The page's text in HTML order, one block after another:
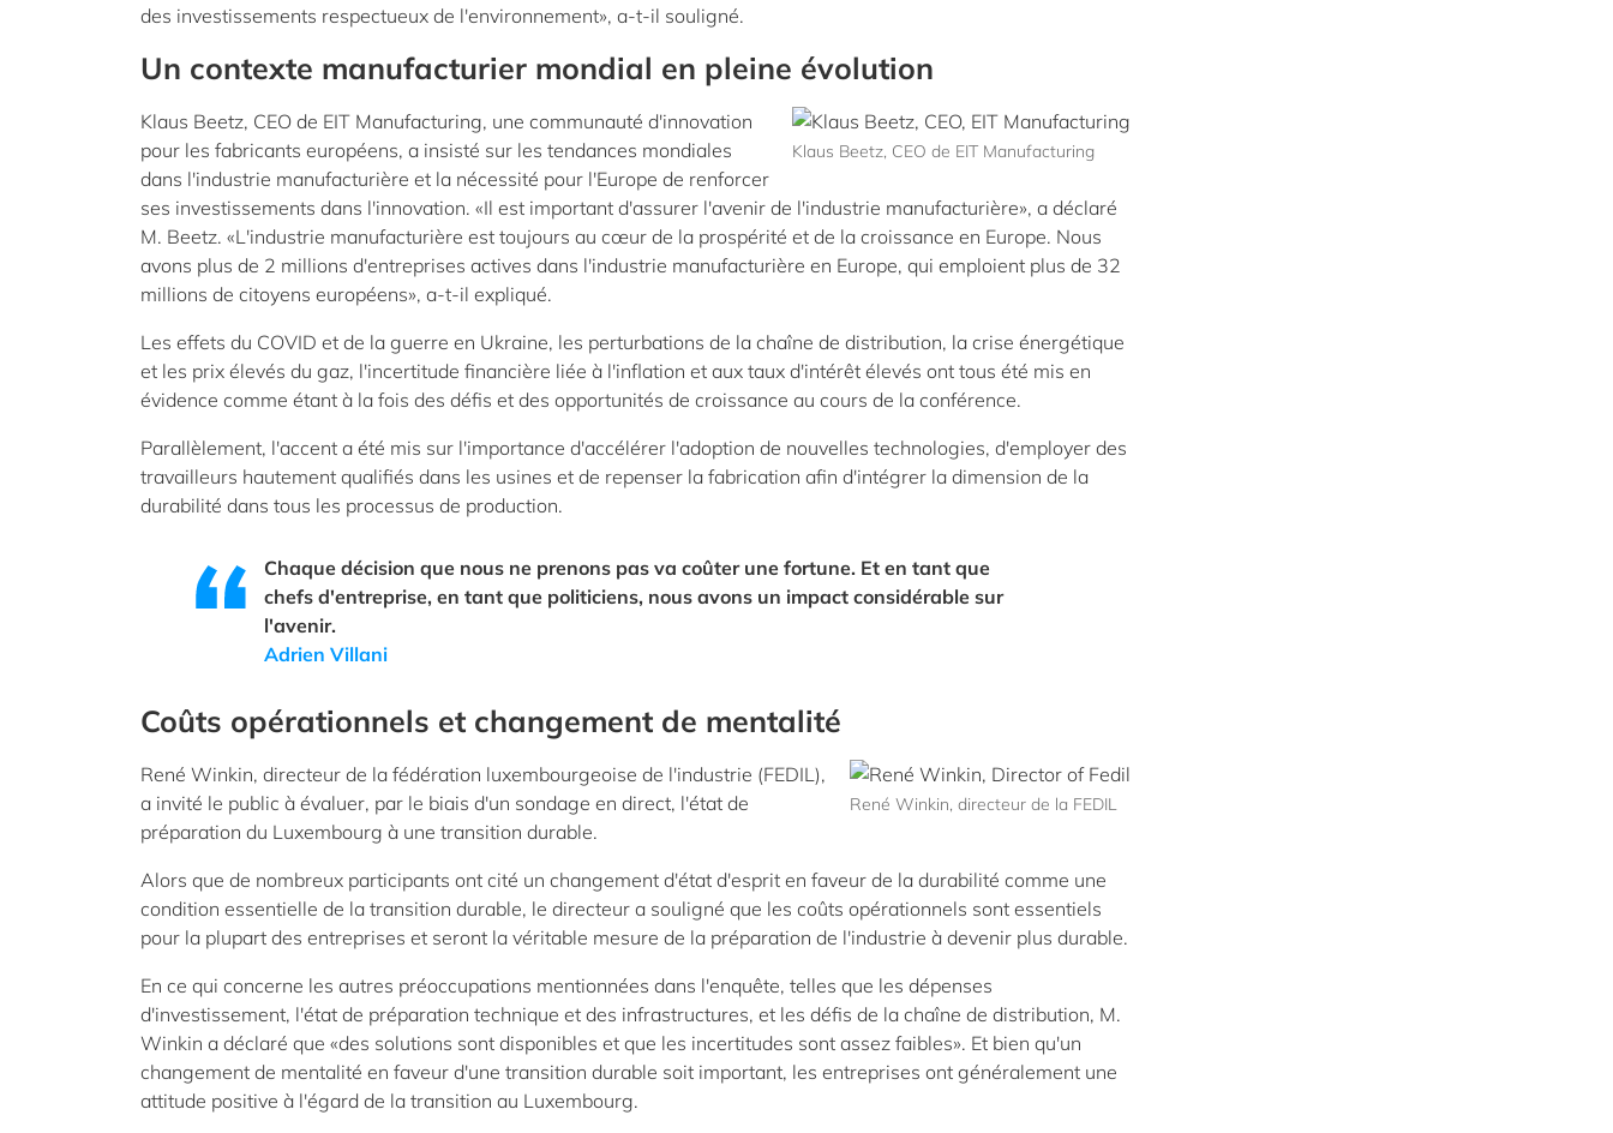
des investissements respectueux de l'environnement», a-t-il souligné.
Un contexte manufacturier mondial en pleine évolution
Klaus Beetz, CEO de EIT Manufacturing
Klaus Beetz, CEO de EIT Manufacturing, une communauté d'innovation
pour les fabricants européens, a insisté sur les tendances mondiales
dans l'industrie manufacturière et la nécessité pour l'Europe de renforcer
ses investissements dans l'innovation. «Il est important d'assurer l'avenir de l'industrie manufacturière», a déclaré
M. Beetz. «L'industrie manufacturière est toujours au cœur de la prospérité et de la croissance en Europe. Nous
avons plus de 2 millions d'entreprises actives dans l'industrie manufacturière en Europe, qui emploient plus de 32
millions de citoyens européens», a-t-il expliqué.
Les effets du COVID et de la guerre en Ukraine, les perturbations de la chaîne de distribution, la crise énergétique
et les prix élevés du gaz, l'incertitude financière liée à l'inflation et aux taux d'intérêt élevés ont tous été mis en
évidence comme étant à la fois des défis et des opportunités de croissance au cours de la conférence.
Parallèlement, l'accent a été mis sur l'importance d'accélérer l'adoption de nouvelles technologies, d'employer des
travailleurs hautement qualifiés dans les usines et de repenser la fabrication afin d'intégrer la dimension de la
durabilité dans tous les processus de production.
Chaque décision que nous ne prenons pas va coûter une fortune. Et en tant que
chefs d'entreprise, en tant que politiciens, nous avons un impact considérable sur
l'avenir.
Adrien Villani
Coûts opérationnels et changement de mentalité
René Winkin, directeur de la FEDIL
René Winkin, directeur de la fédération luxembourgeoise de l'industrie (FEDIL),
a invité le public à évaluer, par le biais d'un sondage en direct, l'état de
préparation du Luxembourg à une transition durable.
Alors que de nombreux participants ont cité un changement d'état d'esprit en faveur de la durabilité comme une
condition essentielle de la transition durable, le directeur a souligné que les coûts opérationnels sont essentiels
pour la plupart des entreprises et seront la véritable mesure de la préparation de l'industrie à devenir plus durable.
En ce qui concerne les autres préoccupations mentionnées dans l'enquête, telles que les dépenses
d'investissement, l'état de préparation technique et des infrastructures, et les défis de la chaîne de distribution, M.
Winkin a déclaré que «des solutions sont disponibles et que les incertitudes sont assez faibles». Et bien qu'un
changement de mentalité en faveur d'une transition durable soit important, les entreprises ont généralement une
attitude positive à l'égard de la transition au Luxembourg.